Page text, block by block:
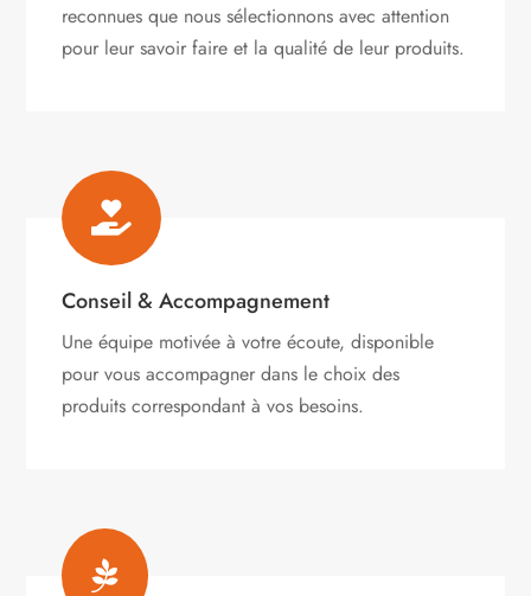
reconnues que nous sélectionnons avec attention
pour leur savoir faire et la qualité de leur produits.

Conseil & Accompagnement
Une équipe motivée à votre écoute, disponible
pour vous accompagner dans le choix des
produits correspondant à vos besoins.
